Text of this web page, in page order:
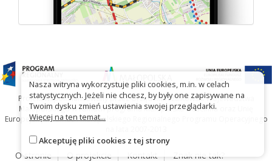
Projekt współfinansowany przez Urząd Marszałkowski Województwa
Małopolskiego w ramach programu Małopolska Gościnna oraz Unię
Europejską w ramach Małopolskiego Regionalnego Programu Operacyjnego
O stronie O projekcie Kontakt Znak nie tak?
Nasza witryna wykorzystuje pliki cookies, m.in. w celach
statystycznych. Jeżeli nie chcesz, by były one zapisywane na
Twoim dysku zmień ustawienia swojej przeglądarki.
Więcej na ten temat...
Akceptuję pliki cookies z tej strony